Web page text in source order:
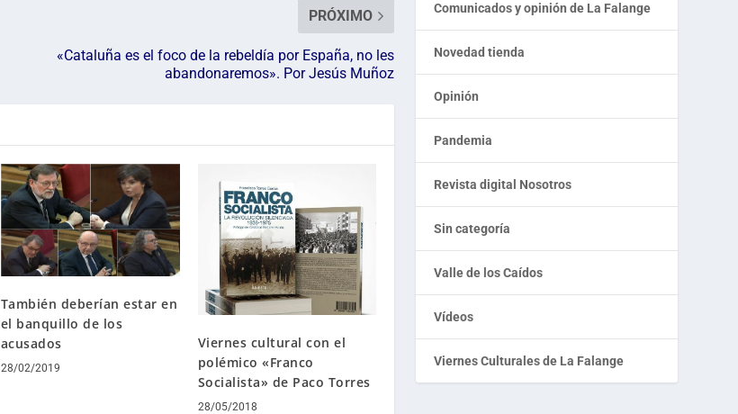
PRÓXIMO
«Cataluña es el foco de la rebeldía por España, no les
abandonaremos». Por Jesús Muñoz
También deberían estar en
el banquillo de los
acusados
28/02/2019
Viernes cultural con el
polémico «Franco
Socialista» de Paco Torres
28/05/2018
Comunicados y opinión de La Falange
Novedad tienda
Opinión
Pandemia
Revista digital Nosotros
Sin categoría
Valle de los Caídos
Vídeos
Viernes Culturales de La Falange